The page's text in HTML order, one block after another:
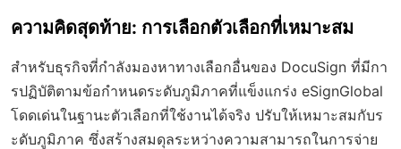
ความคิดสุดท้าย: การเลือกตัวเลือกที่เหมาะสม
สำหรับธุรกิจที่กำลังมองหาทางเลือกอื่นของ DocuSign ที่มีกา
รปฏิบัติตามข้อกำหนดระดับภูมิภาคที่แข็งแกร่ง eSignGlobal
โดดเด่นในฐานะตัวเลือกที่ใช้งานได้จริง ปรับให้เหมาะสมกับร
ะดับภูมิภาค ซึ่งสร้างสมดุลระหว่างความสามารถในการจ่าย